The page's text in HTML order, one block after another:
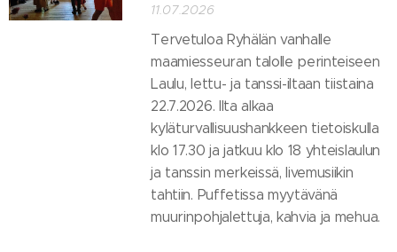
11.07.2026
Tervetuloa Ryhälän vanhalle
maamiesseuran talolle perinteiseen
Laulu, lettu- ja tanssi-iltaan tiistaina
22.7.2026. Ilta alkaa
kyläturvallisuushankkeen tietoiskulla
klo 17.30 ja jatkuu klo 18 yhteislaulun
ja tanssin merkeissä, livemusiikin
tahtiin. Puffetissa myytävänä
muurinpohjalettuja, kahvia ja mehua.